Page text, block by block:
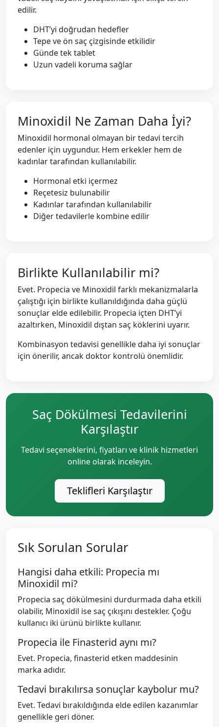
edilir.
DHT’yi doğrudan hedefler
Tepe ve ön saç çizgisinde etkilidir
Günde tek tablet
Uzun vadeli koruma sağlar
Minoxidil Ne Zaman Daha İyi?
Minoxidil hormonal olmayan bir tedavi tercih
edenler için uygundur. Hem erkekler hem de
kadınlar tarafından kullanılabilir.
Hormonal etki içermez
Reçetesiz bulunabilir
Kadınlar tarafından kullanılabilir
Diğer tedavilerle kombine edilir
Birlikte Kullanılabilir mi?
Evet. Propecia ve Minoxidil farklı mekanizmalarla
çalıştığı için birlikte kullanıldığında daha güçlü
sonuçlar elde edilebilir. Propecia içten DHT’yi
azaltırken, Minoxidil dıştan saç köklerini uyarır.
Kombinasyon tedavisi genellikle daha iyi sonuçlar
için önerilir, ancak doktor kontrolü önemlidir.
Saç Dökülmesi Tedavilerini
Karşılaştır
Tedavi seçeneklerini, fiyatları ve klinik hizmetleri
online olarak inceleyin.
Teklifleri Karşılaştır
Sık Sorulan Sorular
Hangisi daha etkili: Propecia mı
Minoxidil mi?
Propecia saç dökülmesini durdurmada daha etkili
olabilir, Minoxidil ise saç çıkışını destekler. Çoğu
kullanıcı iki ürünü birlikte kullanır.
Propecia ile Finasterid aynı mı?
Evet. Propecia, finasterid etken maddesinin
marka adıdır.
Tedavi bırakılırsa sonuçlar kaybolur mu?
Evet. Tedavi bırakıldığında elde edilen kazanımlar
genellikle geri döner.